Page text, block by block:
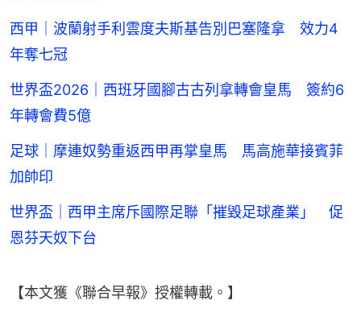
西甲｜波蘭射手利雲度夫斯基告別巴塞隆拿 效力4
年奪七冠
世界盃2026｜西班牙國腳古古列拿轉會皇馬 簽約6
年轉會費5億
足球｜摩連奴勢重返西甲再掌皇馬 馬高施華接賓菲
加帥印
世界盃｜西甲主席斥國際足聯「摧毀足球產業」 促
恩芬天奴下台
【本文獲《聯合早報》授權轉載。】